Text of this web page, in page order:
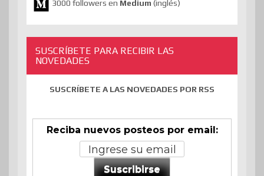
3000 followers en Medium (inglés)
SUSCRÍBETE PARA RECIBIR LAS
NOVEDADES
SUSCRÍBETE A LAS NOVEDADES POR RSS
Reciba nuevos posteos por email:
Suscribirse